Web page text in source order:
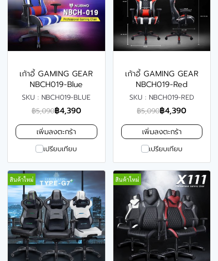
เก้าอี้ GAMING GEAR
NBCH019-Blue
SKU : NBCH019-BLUE
฿5,090฿4,390
เพิ่มลงตะกร้า
เปรียบเทียบ
เก้าอี้ GAMING GEAR
NBCH019-Red
SKU : NBCH019-RED
฿5,090฿4,390
เพิ่มลงตะกร้า
เปรียบเทียบ
สินค้าใหม่ สินค้าใหม่